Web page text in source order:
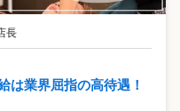
長
は業界屈指の高待遇！